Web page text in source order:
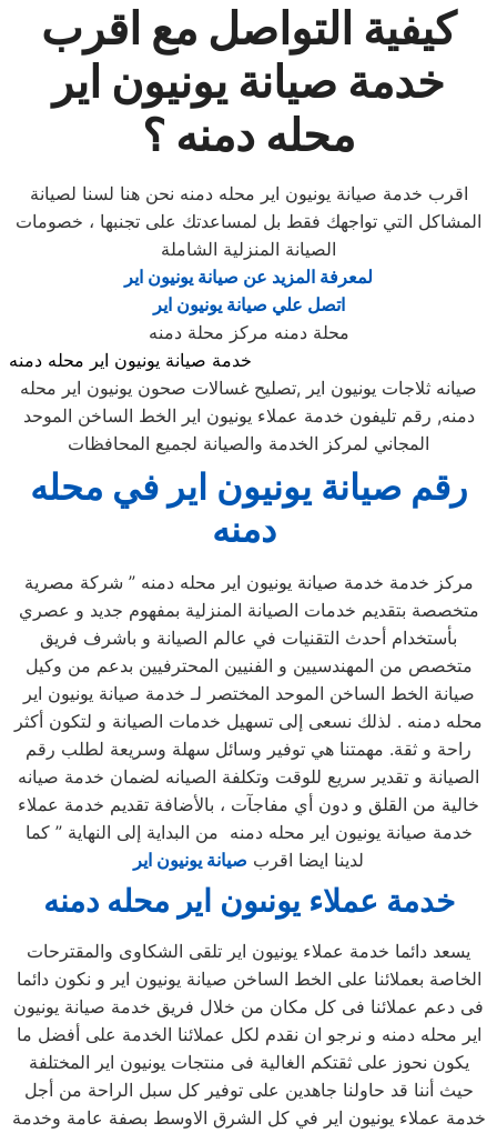
كيفية التواصل مع اقرب
خدمة صيانة يونيون اير
محله دمنه ؟
اقرب خدمة صيانة يونيون اير محله دمنه نحن هنا لسنا لصيانة
المشاكل التي تواجهك فقط بل لمساعدتك على تجنبها ، خصومات
الصيانة المنزلية الشاملة
لمعرفة المزيد عن صيانة يونيون اير
اتصل علي صيانة يونيون اير
محلة دمنه مركز محلة دمنه
خدمة صيانة يونيون اير محله دمنه
صيانه ثلاجات يونيون اير ,تصليح غسالات صحون يونيون اير محله
دمنه, رقم تليفون خدمة عملاء يونيون اير الخط الساخن الموحد
المجاني لمركز الخدمة والصيانة لجميع المحافظات
رقم صيانة يونيون اير في محله
مركز خدمة خدمة صيانة يونيون اير محله دمنه ” شركة مصرية
متخصصة بتقديم خدمات الصيانة المنزلية بمفهوم جديد و عصري
بأستخدام أحدث التقنيات في عالم الصيانة و باشرف فريق
متخصص من المهندسيين و الفنيين المحترفيين بدعم من وكيل
صيانة الخط الساخن الموحد المختصر لـ خدمة صيانة يونيون اير
محله دمنه . لذلك نسعى إلى تسهيل خدمات الصيانة و لتكون أكثر
راحة و ثقة. مهمتنا هي توفير وسائل سهلة وسريعة لطلب رقم
الصيانة و تقدير سريع للوقت وتكلفة الصيانه لضمان خدمة صيانه
خالية من القلق و دون أي مفاجآت ، بالأضافة تقديم خدمة عملاء
خدمة صيانة يونيون اير محله دمنه من البداية إلى النهاية ” كما
لدينا ايضا اقرب صيانة يونيون اير
خدمة عملاء يونىون اير محله دمنه
يسعد دائما خدمة عملاء يونيون اير تلقى الشكاوى والمقترحات
الخاصة بعملائنا على الخط الساخن صيانة يونيون اير و نكون دائما
فى دعم عملائنا فى كل مكان من خلال فريق خدمة صيانة يونيون
اير محله دمنه و نرجو ان نقدم لكل عملائنا الخدمة على أفضل ما
يكون نحوز على ثقتكم الغالية فى منتجات يونيون اير المختلفة
حيث أننا قد حاولنا جاهدين على توفير كل سبل الراحة من أجل
خدمة عملاء يونيون اير في كل الشرق الاوسط بصفة عامة وخدمة